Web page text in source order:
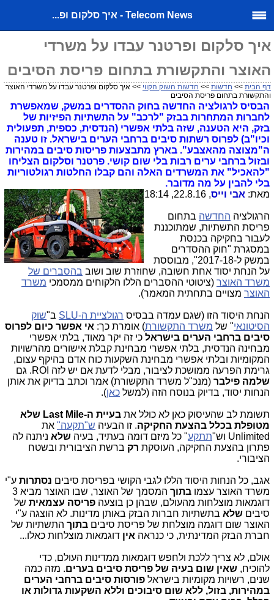
Telecom News - איך סלקום ופ...
איך סלקום ופרטנר עבדו על משרדי
האוצר והתקשורת בתחום פריסת הסיבים
דף הבית >> חדשות >> חדשות השוק הקווי >> איך סלקום ופרטנר עבדו על משרדי האוצר
והתקשורת בתחום פריסת הסיבים
הבסיס לרגולציה החדשה בחוק ההסדרים במשק, שמאפשרת
לחברות המתחרות בבזק "לרכב" על התשתיות הפיזיות של
בזק, היא הטענה, שזה בלתי אפשרי (הנדסית, כספית, תפעולית
וכיו"ב) לפרוס רשתות סיבים ברחבי הערים בישראל. זו טענה
ה"מצוצה מהאצבע". בארץ מתבצעות פריסות סיבים במהירות
ובזול ברחבי ערים רבות בלי שום קושי. פרטנר וסלקום הצליחו
"להאכיל" את המשרדים האלה והם קבלו החלטות רגולטוריות
בלי להבין על מה מדובר.
מאת: אבי וייס, 22.8.16, 18:14
הרגולציה החדשה בתחום
פריסת התשתיות, שמתוכננת
לעבור בחקיקה בכנסת
במסגרת "חוק ההסדרים
במשק ל-2017-18", מבוססת
על הנחת יסוד אחת חשובה, שחוזרת שוב ושוב בהסברים של
משרד האוצר (ציטוטי ההסברים הללו הלקוחים ממסמכי משרד
האוצר מצויים בתחתית המאמר).
הנחת היסוד הזו (שגם עמדה בבסיס רגולציית ה-SLU ב"שוק
הסיטונאי" של משרד התקשורת) אומרת כך: אי אפשר כיום לפרוס
סיבים ברחבי הערים בישראל כי זה יקר מאוד, בלתי אפשרי
מבחינה הנדסית, בלתי אפשרי מבחינת קבלת אישורים מהרשויות
המקומיות ובלתי אפשרי מבחינת השקעות כוח אדם בהיקף עצום,
גרימת הפרעה ממושכת לציבור, מבלי לדעת אם יש לזה ROI. גם
שלמה פילבר (מנכ"ל משרד התקשורת) אמר וכתב בדיוק את אותן
הנחות יסוד, בדיוק בנוסח הזה (למשל כאן).
תשומת לב שהעיסוק כאן לא כולל את בעיית ה-Last Mile
שלא
מטופלת בכלל בהצעת החקיקה. זו הבעיה ש"תקעה" את
Unlimited וש"
תתקע" כל מיזם דומה בעתיד, בעיה שלא ניתנה לה
פתרון בהצעת החקיקה, העוסקת רק ברשת הציבורית ובשטח
הציבורי.
אגב, כל הנחות היסוד הללו לגבי הקושי בפריסת סיבים נסתרות ע"י
משרד האוצר עצמו בתוך
המסמך של האוצר, שבו האוצר מביא 3
דוגמאות מוצלחות מהעולם, שבהן כן בוצעה פריסה עצמאית של
סיבים שלא בתשתיות חברות הבזק באותן מדינות. לא הוצגה ע"י
האוצר שום דוגמה מוצלחת של פריסת סיבים בתוך התשתיות של
חברת הבזק המדינתית, כי כנראה אין דוגמאות מוצלחות כאלו...
אולם, לא צריך ללכת ולחפש דוגמאות ממדינות העולם, כדי
להוכיח, שאין שום בעיה של פריסת סיבים בערים. מזה כמה
שנים, רשויות מקומיות בישראל פורסות סיבים ברחבי הערים
במהירות, בזול, ללא שום סיבוכים וללא השקעות גדולות או